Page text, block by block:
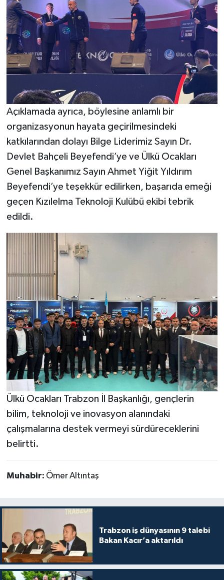
Açıklamada ayrıca, böylesine anlamlı bir
organizasyonun hayata geçirilmesindeki
katkılarından dolayı Bilge Liderimiz Sayın Dr.
Devlet Bahçeli Beyefendi’ye ve Ülkü Ocakları
Genel Başkanımız Sayın Ahmet Yiğit Yıldırım
Beyefendi’ye teşekkür edilirken, başarıda emeği
geçen Kızılelma Teknoloji Kulübü ekibi tebrik
edildi.
Ülkü Ocakları Trabzon İl Başkanlığı, gençlerin
bilim, teknoloji ve inovasyon alanındaki
çalışmalarına destek vermeyi sürdüreceklerini
belirtti.
Muhabir: Ömer Altıntaş
Trabzon iş dünyasının 9 talebi
Bakan Kacır’a aktarıldı